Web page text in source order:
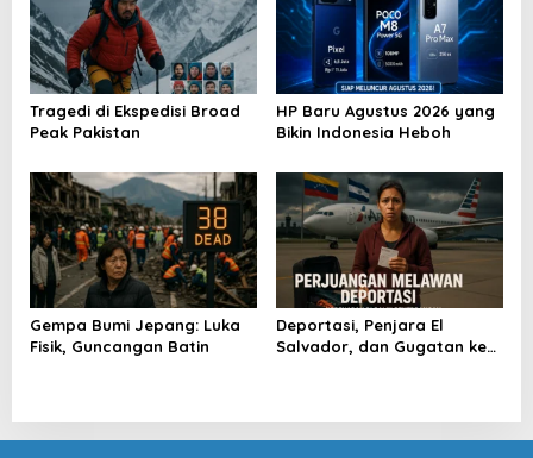
Tragedi di Ekspedisi Broad
Peak Pakistan
HP Baru Agustus 2026 yang
Bikin Indonesia Heboh
Gempa Bumi Jepang: Luka
Fisik, Guncangan Batin
Deportasi, Penjara El
Salvador, dan Gugatan ke